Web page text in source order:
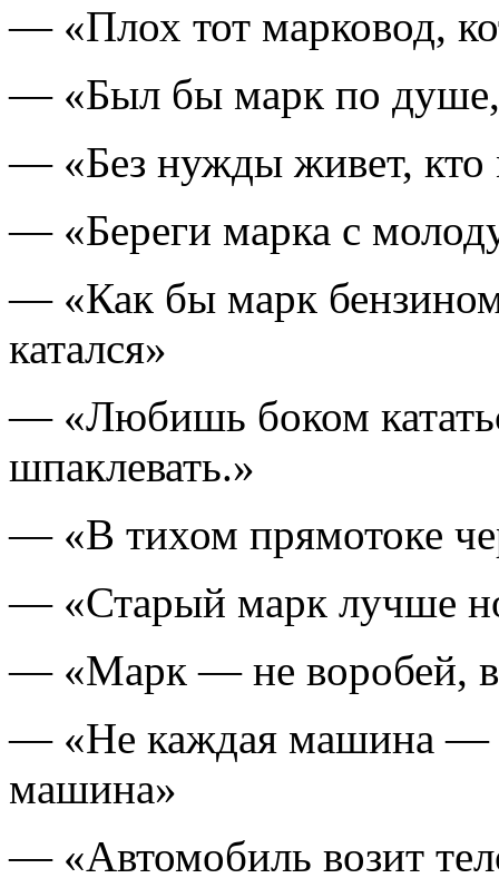
— «Плох тот марковод,
— «Был бы марк по
— «Без нужды живет, кто
— «Береги марка с
— «Как бы марк
катался»
— «Любишь боком
шпаклевать.»
— «В тихом прямотоке
— «Старый марк лучше
— «Марк — не воробей,
— «Не каждая машина
машина»
— «Автомобиль возит